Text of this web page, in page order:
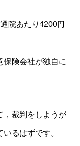
院あたり4200円
保険会社が独自に
，裁判をしようが
るはずです。